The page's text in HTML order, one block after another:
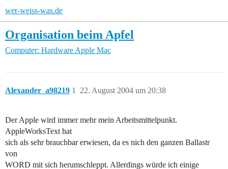
wer-weiss-was.de
Organisation beim Apfel
Computer: Hardware Apple Mac
Alexander_a98219 22. August 2004 um 20:38
1
Der Apple wird immer mehr mein Arbeitsmittelpunkt.
AppleWorksText hat
sich als sehr brauchbar erwiesen, da es nich den ganzen Ballastr
von
WORD mit sich herumschleppt. Allerdings würde ich einige